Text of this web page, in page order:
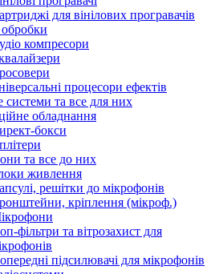
для вінілових програвачів
обробки
компресори
процесори ефектів
системи та все для них
обладнання
бокси
та все до них
живлення
решітки до мікрофонів
кріплення (мікроф.)
фільтри та вітрозахист для
підсилювачі для мікрофонів